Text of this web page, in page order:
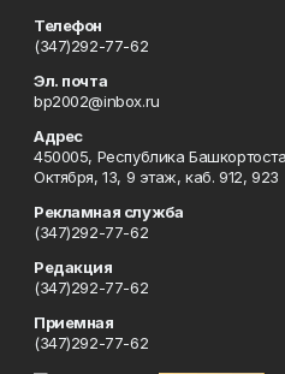
Телефон
(347)292-77-62
Эл. почта
bp2002@inbox.ru
Адрес
450005, Республика
Октября, 13, 9 этаж, каб. 912, 923
Рекламная служба
(347)292-77-62
Редакция
(347)292-77-62
Приемная
(347)292-77-62